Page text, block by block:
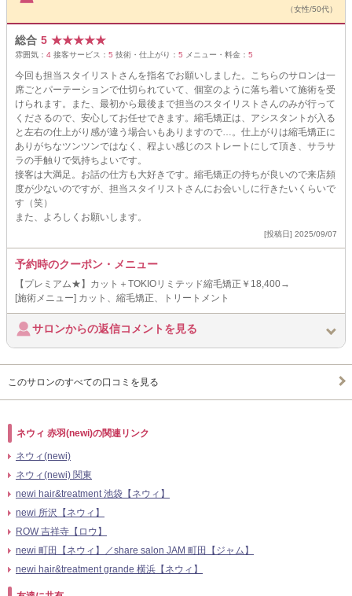
（女性/50代）
総合 5 ★★★★★
雰囲気： 4 接客サービス： 5 技術・仕上がり： 5 メニュー・料金： 5
今回も担当スタイリストさんを指名でお願いしました。こちらのサロンは一
席ごとパーテーションで仕切られていて、個室のように落ち着いて施術を受
けられます。また、最初から最後まで担当のスタイリストさんのみが行って
くださるので、安心してお任せできます。縮毛矯正は、アシスタントが入る
と左右の仕上がり感が違う場合いもありますので…。仕上がりは縮毛矯正に
ありがちなツンツンではなく、程よい感じのストレートにして頂き、サラサ
ラの手触りで気持ちよいです。
接客は大満足。お話の仕方も大好きです。縮毛矯正の持ちが良いので来店頻
度が少ないのですが、担当スタイリストさんにお会いしに行きたいくらいで
す（笑）
また、よろしくお願いします。
[投稿日] 2025/09/07
予約時のクーポン・メニュー
【プレミアム★】カット＋TOKIOリミテッド縮毛矯正￥18,400→
[施術メニュー] カット、縮毛矯正、トリートメント
サロンからの返信コメントを見る
このサロンのすべての口コミを見る
ネウィ 赤羽(newi)の関連リンク
ネウィ(newi)
ネウィ(newi) 関東
newi hair&treatment 池袋【ネウィ】
newi 所沢【ネウィ】
ROW 吉祥寺【ロウ】
newi 町田【ネウィ】／share salon JAM 町田【ジャム】
newi hair&treatment grande 横浜【ネウィ】